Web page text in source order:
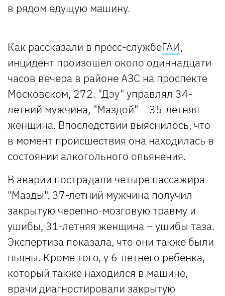
в рядом едущую машину.
Как рассказали в пресс-службеГАИ,
инцидент произошел около одиннадцати
часов вечера в районе АЗС на проспекте
Московском, 272. "Дэу" управлял 34-
летний мужчина, "Маздой" – 35-летняя
женщина. Впоследствии выяснилось, что
в момент происшествия она находилась в
состоянии алкогольного опьянения.
В аварии пострадали четыре пассажира
"Мазды". 37-летний мужчина получил
закрытую черепно-мозговую травму и
ушибы, 31-летняя женщина – ушибы таза.
Экспертиза показала, что они также были
пьяны. Кроме того, у 6-летнего ребенка,
который также находился в машине,
врачи диагностировали закрытую